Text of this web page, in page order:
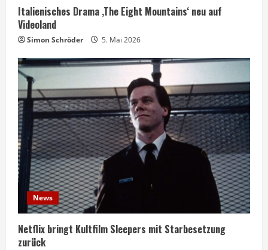
Italienisches Drama ‚The Eight Mountains‘ neu auf
Videoland
Simon Schröder 5. Mai 2026
News
Netflix bringt Kultfilm Sleepers mit Starbesetzung
zurück